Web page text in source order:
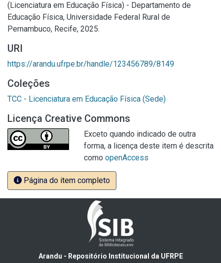
(Licenciatura em Educação Física) - Departamento de
Educação Física, Universidade Federal Rural de
Pernambuco, Recife, 2025.
URI
https://arandu.ufrpe.br/handle/123456789/8149
Coleções
TCC - Licenciatura em Educação Física (Sede)
Licença Creative Commons
Exceto quando indicado de outra
forma, a licença deste item é descrita
como openAccess
Página do item completo
Arandu - Repositório Institucional da UFRPE